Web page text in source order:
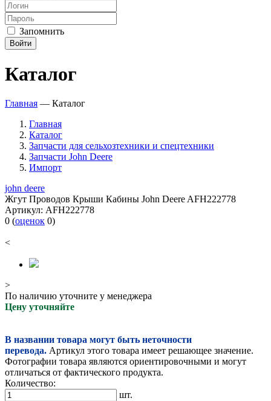
Запомнить
Войти
Каталог
Главная — Каталог
Главная
Каталог
Запчасти для сельхозтехники и спецтехники
Запчасти John Deere
Импорт
john deere
Жгут Проводов Крыши Кабины John Deere AFH222778
Артикул: AFH222778
0 (оценок 0)
<
>
По наличию уточните у менеджера
Цену уточняйте
В названии товара могут быть неточности
перевода. Артикул этого товара имеет решающее значение.
Фотографии товара являются ориентировочными и могут
отличаться от фактического продукта.
Количество:
шт.